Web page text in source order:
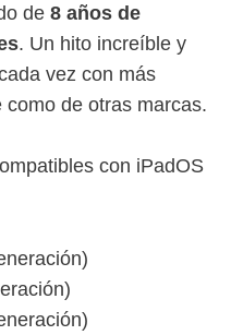
de 8 años de
. Un hito increíble y
vez con más
de otras marcas.
con iPadOS